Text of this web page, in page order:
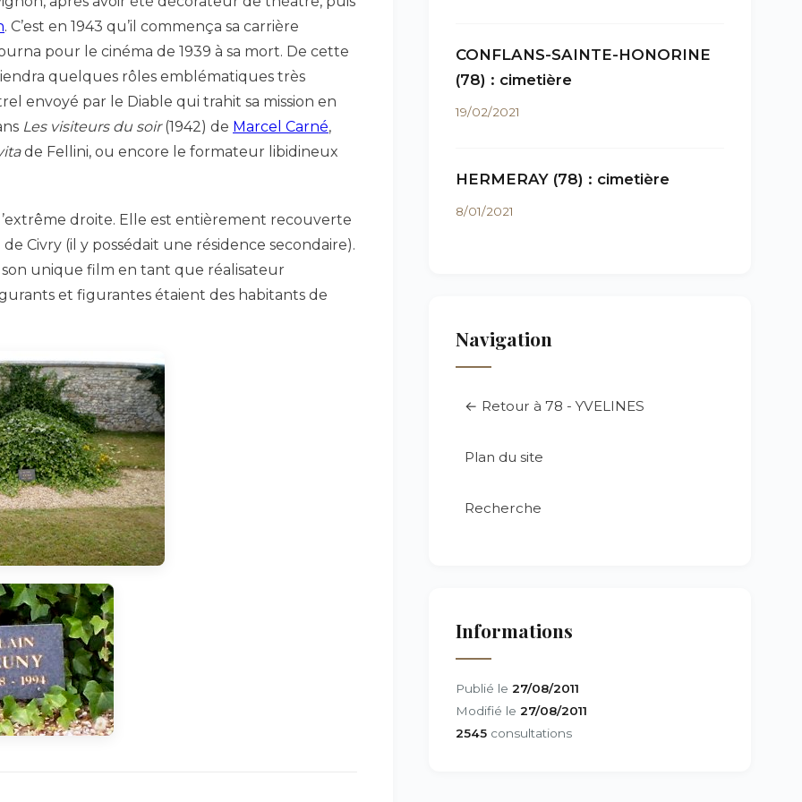
. C’est en 1943 qu’il commença sa carrière
pour le cinéma de 1939 à sa mort. De cette
quelques rôles emblématiques très
envoyé par le Diable qui trahit sa mission en
Les visiteurs du soir(1942) de Marcel Carné,
de Fellini, ou encore le formateur libidineux
droite. Elle est entièrement recouverte
Civry (il y possédait une résidence secondaire).
son unique film en tant que réalisateur
et figurantes étaient des habitants de
CONFLANS-SAINTE-HONORINE
(78) : cimetière
19/02/2021
HERMERAY (78) : cimetière
8/01/2021
Navigation
← Retour à 78 - YVELINES
Plan du site
Recherche
Informations
Publié le 27/08/2011
Modifié le 27/08/2011
2545 consultations